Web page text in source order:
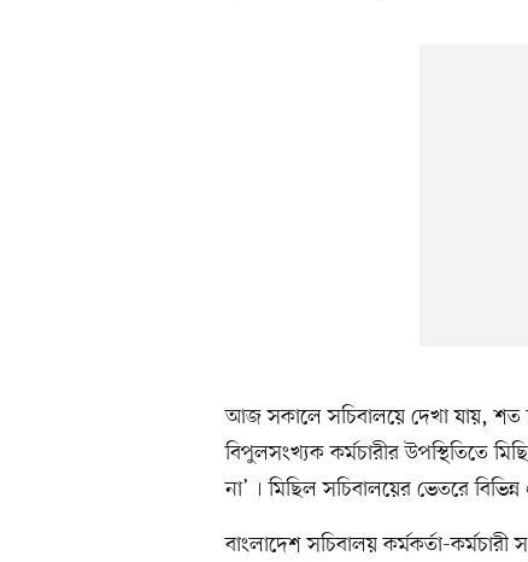
আজ সকালে সচিবালয়ে দেখা যায়, শত
বিপুলসংখ্যক কর্মচারীর উপস্থিতিতে
না’ । মিছিল সচিবালয়ের ভেতরে
বাংলাদেশ সচিবালয় কর্মকর্তা-